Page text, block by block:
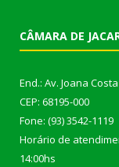
CÂMARA DE
End.: Av. Joana
CEP: 68195-000
Fone: (93) 3542-1119
Horário de
14:00hs